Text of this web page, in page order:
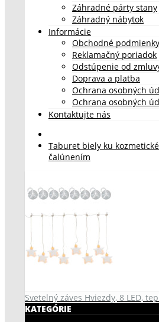
Záhradné párty stany
Záhradný nábytok
Informácie
Obchodné podmienky
Reklamačný poriadok
Odstúpenie od
Doprava a platba
Ochrana osobných
Ochrana osobných
Kontaktujte nás
Taburet biely ku
čalúnením
Svetelný záves Hviezdy, 8 LED,
KATEGÓRIE